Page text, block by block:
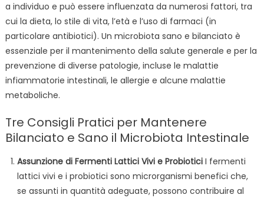
a individuo e può essere influenzata da numerosi fattori, tra
cui la dieta, lo stile di vita, l’età e l’uso di farmaci (in
particolare antibiotici). Un microbiota sano e bilanciato è
essenziale per il mantenimento della salute generale e per la
prevenzione di diverse patologie, incluse le malattie
infiammatorie intestinali, le allergie e alcune malattie
metaboliche.
Tre Consigli Pratici per Mantenere
Bilanciato e Sano il Microbiota Intestinale
Assunzione di Fermenti Lattici Vivi e ProbioticiI fermenti
lattici vivi e i probiotici sono microrganismi benefici che,
se assunti in quantità adeguate, possono contribuire al